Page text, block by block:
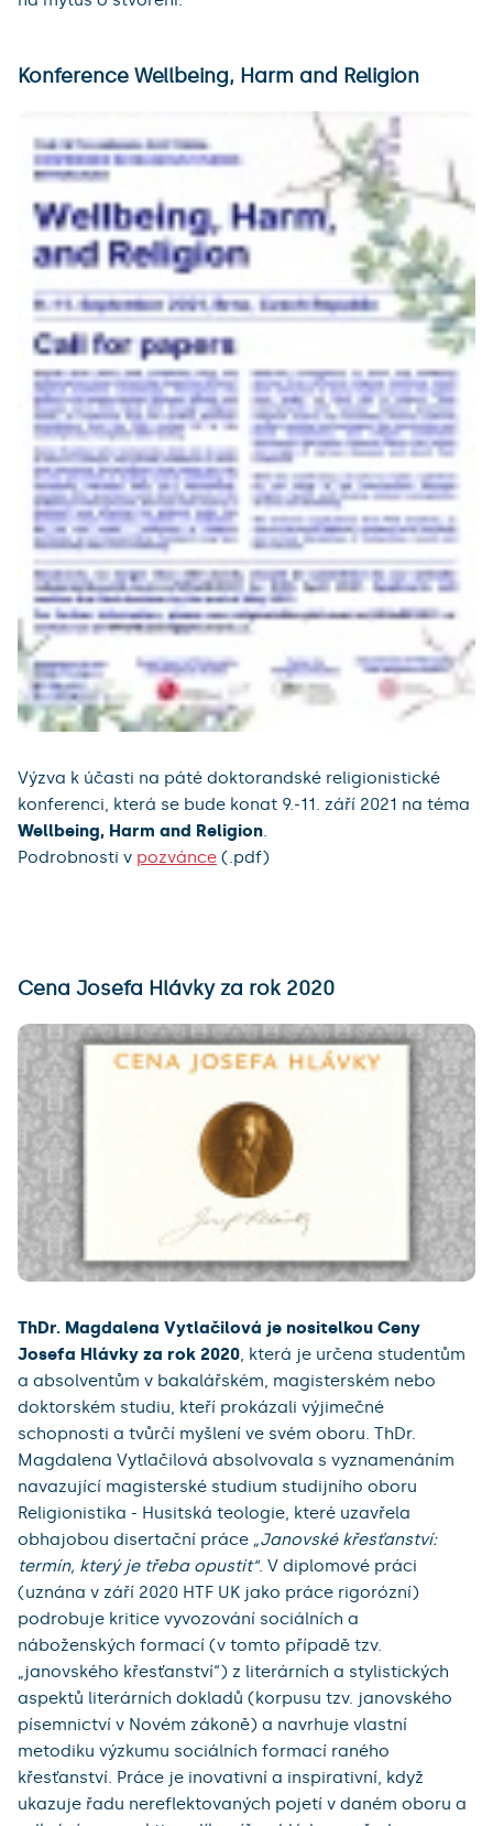
Konference Wellbeing, Harm and Religion
Výzva k účasti na páté doktorandské religionistické
konferenci, která se bude konat 9.-11. září 2021 na téma
Wellbeing, Harm and Religion.
Podrobnosti v pozvánce (.pdf)
Cena Josefa Hlávky za rok 2020
ThDr. Magdalena Vytlačilová je nositelkou Ceny
Josefa Hlávky za rok 2020, která je určena studentům
a absolventům v bakalářském, magisterském nebo
doktorském studiu, kteří prokázali výjimečné
schopnosti a tvůrčí myšlení ve svém oboru. ThDr.
Magdalena Vytlačilová absolvovala s vyznamenáním
navazující magisterské studium studijního oboru
Religionistika - Husitská teologie, které uzavřela
obhajobou disertační práce „Janovské křesťanství:
termín, který je třeba opustit“. V diplomové práci
(uznána v září 2020 HTF UK jako práce rigorózní)
podrobuje kritice vyvozování sociálních a
náboženských formací (v tomto případě tzv.
„janovského křesťanství“) z literárních a stylistických
aspektů literárních dokladů (korpusu tzv. janovského
písemnictví v Novém zákoně) a navrhuje vlastní
metodiku výzkumu sociálních formací raného
křesťanství. Práce je inovativní a inspirativní, když
ukazuje řadu nereflektovaných pojetí v daném oboru a